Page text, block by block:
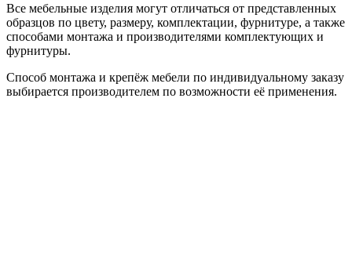
Все мебельные изделия могут отличаться от представленных
образцов по цвету, размеру, комплектации, фурнитуре, а также
способами монтажа и производителями комплектующих и
фурнитуры.
Способ монтажа и крепёж мебели по индивидуальному заказу
выбирается производителем по возможности её применения.